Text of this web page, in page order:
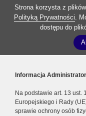
Strona korzysta z
Polityką Prywatności.
dostępu do
Informacja
Na podstawie art. 13 ust.
Europejskiego i Rady
sprawie ochrony osób